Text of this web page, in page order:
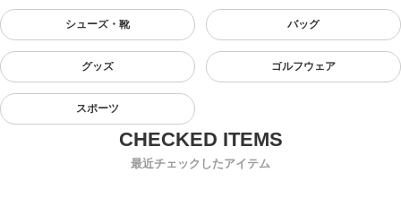
シューズ・靴 バッグ
グッズ ゴルフウェア
スポーツ
最近チェックしたアイテム